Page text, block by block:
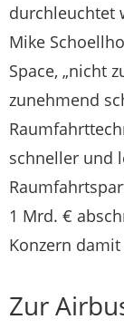
durchleuchtet
Mike
Space, „nicht
zunehmend
schneller und
1 Mrd. €
Konzern
Zur